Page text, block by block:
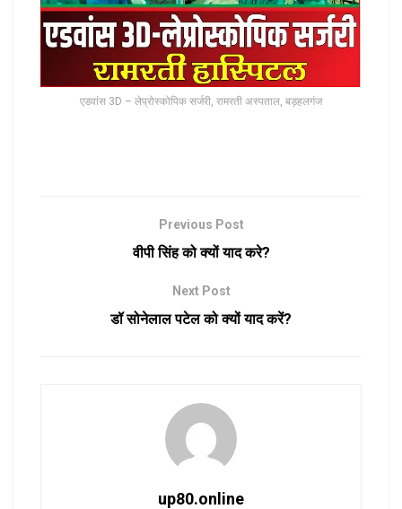
एडवांस 3D – लेप्रोस्कोपिक सर्जरी, रामरती अस्पताल, बड़हलगंज
Previous Post
वीपी सिंह को क्यों याद करे?
Next Post
डॉ सोनेलाल पटेल को क्यों याद करें?
up80.online